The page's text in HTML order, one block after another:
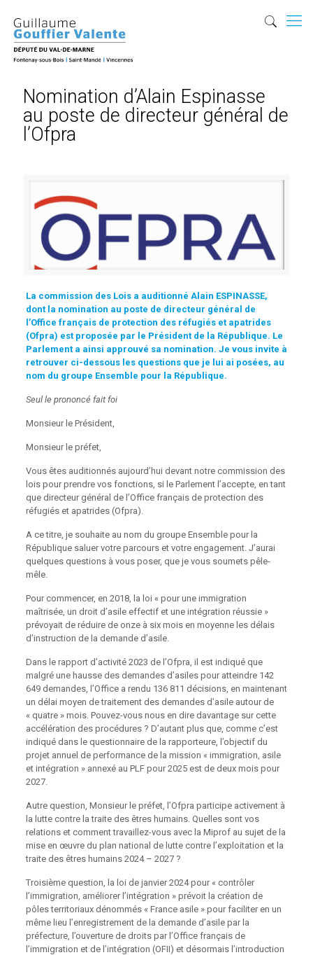
Nomination d’Alain Espinasse
au poste de directeur général de
l’Ofpra
La commission des Lois a auditionné Alain ESPINASSE,
dont la nomination au poste de directeur général de
l’Office français de protection des réfugiés et apatrides
(Ofpra) est proposée par le Président de la République. Le
Parlement a ainsi approuvé sa nomination. Je vous invite à
retrouver ci-dessous les questions que je lui ai posées, au
nom du groupe Ensemble pour la République.
Seul le prononcé fait foi
Monsieur le Président,
Monsieur le préfet,
Vous êtes auditionnés aujourd’hui devant notre commission des
lois pour prendre vos fonctions, si le Parlement l’accepte, en tant
que directeur général de l’Office français de protection des
réfugiés et apatrides (Ofpra).
A ce titre, je souhaite au nom du groupe Ensemble pour la
République saluer votre parcours et votre engagement. J’aurai
quelques questions à vous poser, que je vous soumets pêle-
mêle.
Pour commencer, en 2018, la loi « pour une immigration
maîtrisée, un droit d’asile effectif et une intégration réussie »
prévoyait de réduire de onze à six mois en moyenne les délais
d’instruction de la demande d’asile.
Dans le rapport d’activité 2023 de l’Ofpra, il est indiqué que
malgré une hausse des demandes d’asiles pour atteindre 142
649 demandes, l’Office a rendu 136 811 décisions, en maintenant
un délai moyen de traitement des demandes d’asile autour de
« quatre » mois. Pouvez-vous nous en dire davantage sur cette
accélération des procédures ? D’autant plus que, comme c’est
indiqué dans le questionnaire de la rapporteure, l’objectif du
projet annuel de performance de la mission « immigration, asile
et intégration » annexé au PLF pour 2025 est de deux mois pour
2027.
Autre question, Monsieur le préfet, l’Ofpra participe activement à
la lutte contre la traite des êtres humains. Quelles sont vos
relations et comment travaillez-vous avec la Miprof au sujet de la
mise en œuvre du plan national de lutte contre l’exploitation et la
traite des êtres humains 2024 – 2027 ?
Troisième question, la loi de janvier 2024 pour « contrôler
l’immigration, améliorer l’intégration » prévoit la création de
pôles territoriaux dénommés « France asile » pour faciliter en un
même lieu l’enregistrement de la demande d’asile par la
préfecture, l’ouverture de droits par l’Office français de
l’immigration et de l’intégration (OFII) et désormais l’introduction